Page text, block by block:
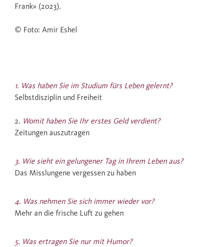
Frank» (2023).
© Foto: Amir Eshel
1. Was haben Sie im Studium fürs Leben gelernt?
Selbstdisziplin und Freiheit
2. Womit haben Sie Ihr erstes Geld verdient?
Zeitungen auszutragen
3. Wie sieht ein gelungener Tag in Ihrem Leben aus?
Das Misslungene vergessen zu haben
4. Was nehmen Sie sich immer wieder vor?
Mehr an die frische Luft zu gehen
5. Was ertragen Sie nur mit Humor?